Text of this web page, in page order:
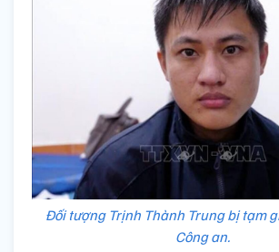
Đối tượng Trịnh Thành Trung bị tạm
Công an.